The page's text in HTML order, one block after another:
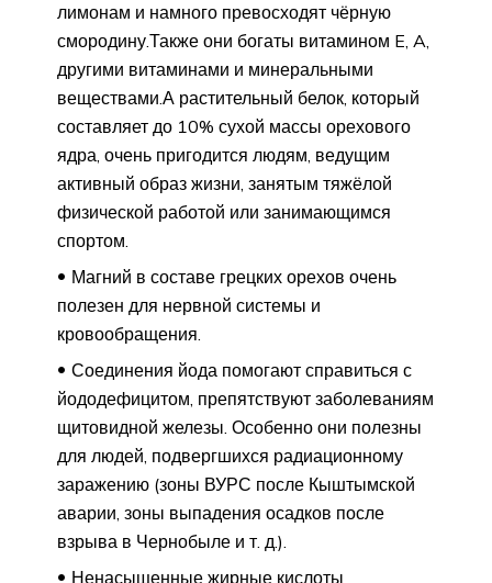
лимонам и намного превосходят чёрную
смородину.Также они богаты витамином E, A,
другими витаминами и минеральными
веществами.А растительный белок, который
составляет до 10% сухой массы орехового
ядра, очень пригодится людям, ведущим
активный образ жизни, занятым тяжёлой
физической работой или занимающимся
спортом.
Магний в составе грецких орехов очень
полезен для нервной системы и
кровообращения.
Соединения йода помогают справиться с
йододефицитом, препятствуют заболеваниям
щитовидной железы. Особенно они полезны
для людей, подвергшихся радиационному
заражению (зоны ВУРС после Кыштымской
аварии, зоны выпадения осадков после
взрыва в Чернобыле и т. д.).
Ненасыщенные жирные кислоты